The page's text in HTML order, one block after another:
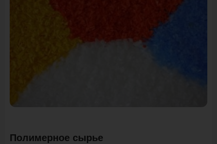
Полимерное сырье